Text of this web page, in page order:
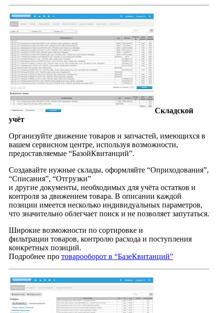
Складской
учёт
Организуйте движение товаров и запчастей, имеющихся в
вашем сервисном центре, используя возможности,
предоставляемые “БазойКвитанций”.
Создавайте нужные склады, оформляйте “Оприходования”,
“Списания”, “Отгрузки”
и другие документы, необходимых для учёта остатков и
контроля за движением товара. В описании каждой
позиции имеется несколько индивидуальных параметров,
что значительно облегчает поиск и не позволяет запутаться.
Широкие возможности по сортировке и
фильтрации товаров, контролю расхода и поступления
конкретных позиций.
Подробнее про товарооборот в “БазеКвитанций”